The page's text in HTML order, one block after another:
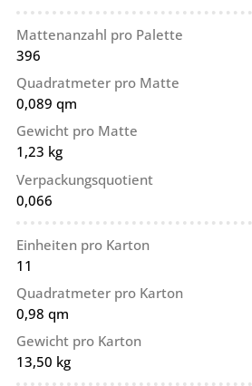
Mattenanzahl pro Palette
396
Quadratmeter pro Matte
0,089 qm
Gewicht pro Matte
1,23 kg
Verpackungsquotient
0,066
Einheiten pro Karton
11
Quadratmeter pro Karton
0,98 qm
Gewicht pro Karton
13,50 kg